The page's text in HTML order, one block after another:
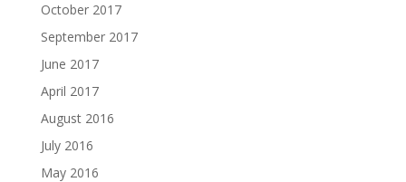
October 2017
September 2017
June 2017
April 2017
August 2016
July 2016
May 2016